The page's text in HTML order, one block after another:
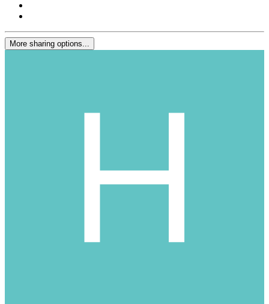
More sharing options...